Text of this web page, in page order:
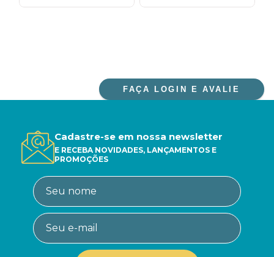
FAÇA LOGIN E AVALIE
Cadastre-se em nossa newsletter
E RECEBA NOVIDADES, LANÇAMENTOS E
PROMOÇÕES